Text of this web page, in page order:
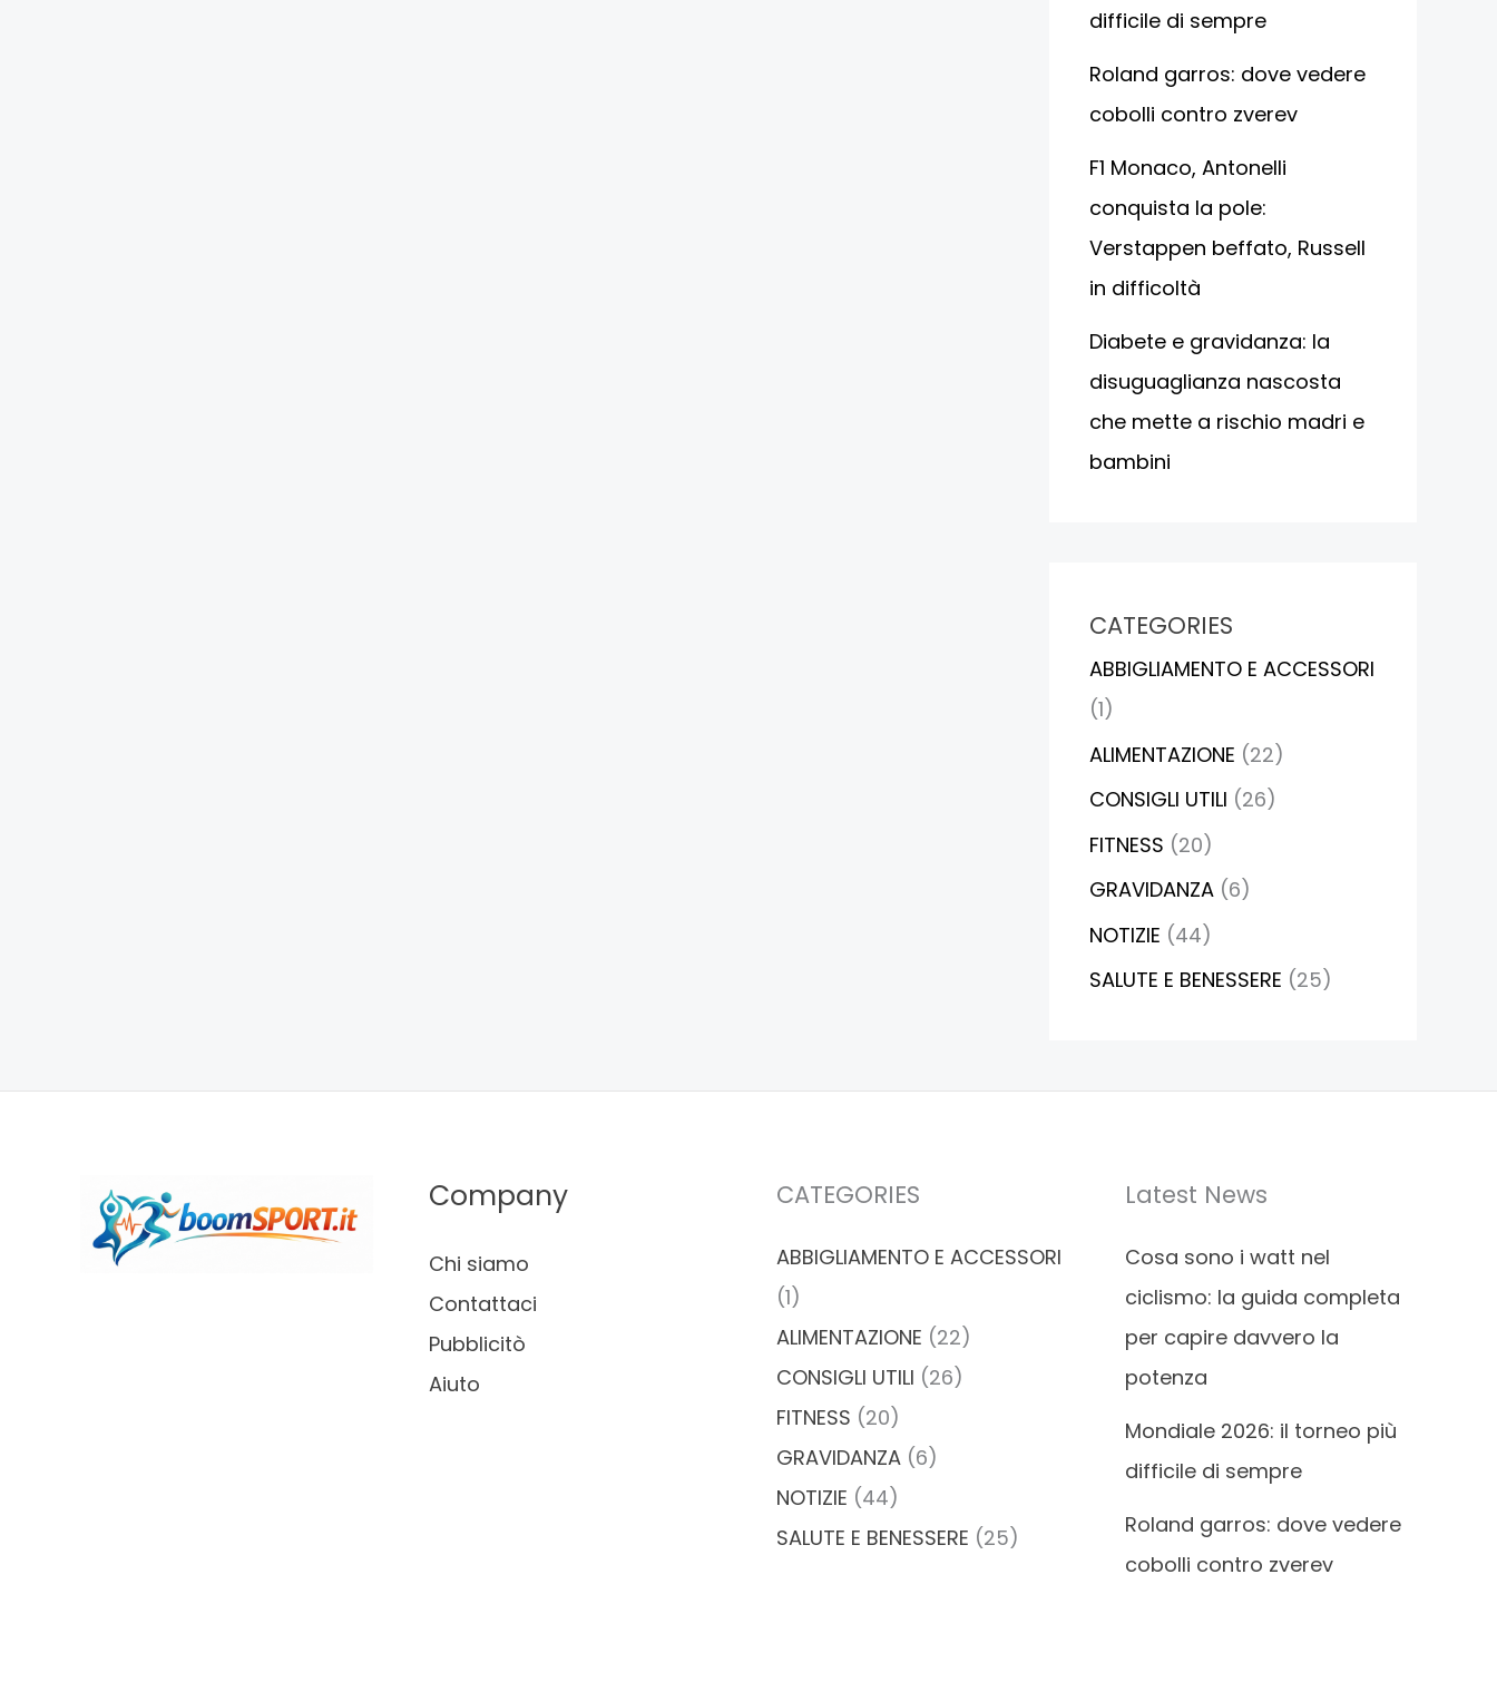
difficile di sempre
Roland garros: dove vedere
cobolli contro zverev
F1 Monaco, Antonelli
conquista la pole:
Verstappen beffato, Russell
in difficoltà
Diabete e gravidanza: la
disuguaglianza nascosta
che mette a rischio madri e
bambini
CATEGORIES
ABBIGLIAMENTO E ACCESSORI
(1)
ALIMENTAZIONE (22)
CONSIGLI UTILI (26)
FITNESS (20)
GRAVIDANZA (6)
NOTIZIE (44)
SALUTE E BENESSERE (25)
Company
Chi siamo
Contattaci
Pubblicitò
Aiuto
CATEGORIES
ABBIGLIAMENTO E ACCESSORI
(1)
ALIMENTAZIONE (22)
CONSIGLI UTILI (26)
FITNESS (20)
GRAVIDANZA (6)
NOTIZIE (44)
SALUTE E BENESSERE (25)
Latest News
Cosa sono i watt nel
ciclismo: la guida completa
per capire davvero la
potenza
Mondiale 2026: il torneo più
difficile di sempre
Roland garros: dove vedere
cobolli contro zverev